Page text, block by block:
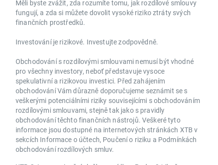
Měli byste zvážit, zda rozumíte tomu, jak rozdílové smlouvy
fungují, a zda si můžete dovolit vysoké riziko ztráty svých
finančních prostředků.
Investování je rizikové. Investujte zodpovědně.
Obchodování s rozdílovými smlouvami nemusí být vhodné
pro všechny investory, neboť představuje vysoce
spekulativní a rizikovou investici. Před zahájením
obchodování Vám důrazně doporučujeme seznámit se s
veškerými potenciálními riziky souvisejícími s obchodováním
rozdílovými smlouvami, stejně tak jako s pravidly
obchodování těchto finančních nástrojů. Veškeré tyto
informace jsou dostupné na internetových stránkách XTB v
sekcích Informace o účtech, Poučení o riziku a Podmínkách
obchodování rozdílových smluv.